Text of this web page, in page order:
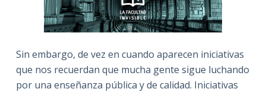
Sin embargo, de vez en cuando aparecen iniciativas
que nos recuerdan que mucha gente sigue luchando
por una enseñanza pública y de calidad. Iniciativas